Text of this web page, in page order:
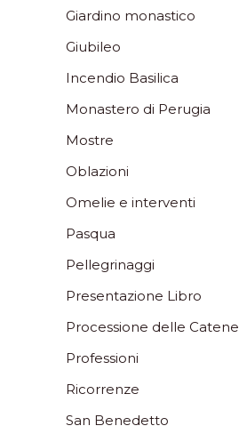
Giardino monastico
Giubileo
Incendio Basilica
Monastero di Perugia
Mostre
Oblazioni
Omelie e interventi
Pasqua
Pellegrinaggi
Presentazione Libro
Processione delle Catene
Professioni
Ricorrenze
San Benedetto